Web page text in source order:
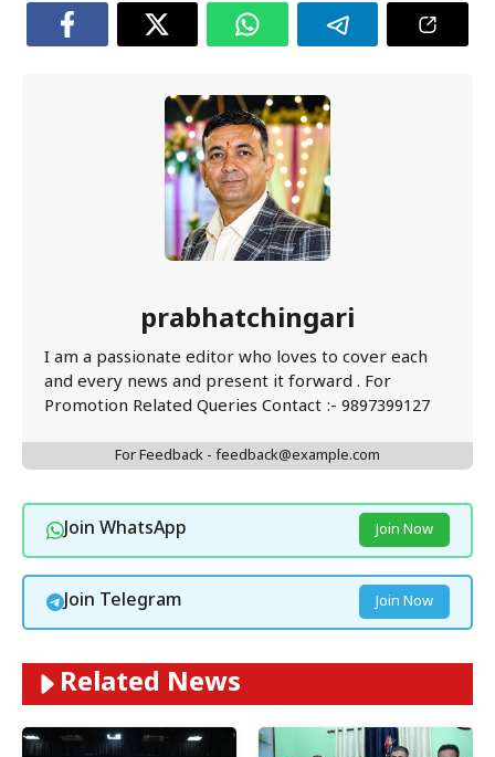
prabhatchingari
I am a passionate editor who loves to cover each
and every news and present it forward . For
Promotion Related Queries Contact :- 9897399127
For Feedback - feedback@example.com
Join WhatsApp Join Now
Join Telegram Join Now
Related News